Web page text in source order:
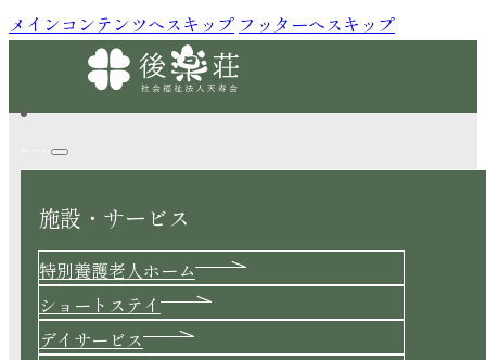
メインコンテンツへスキップ フッターへスキップ
施設・サービス
施設・サービス
特別養護老人ホーム
ショートステイ
デイサービス
Blog